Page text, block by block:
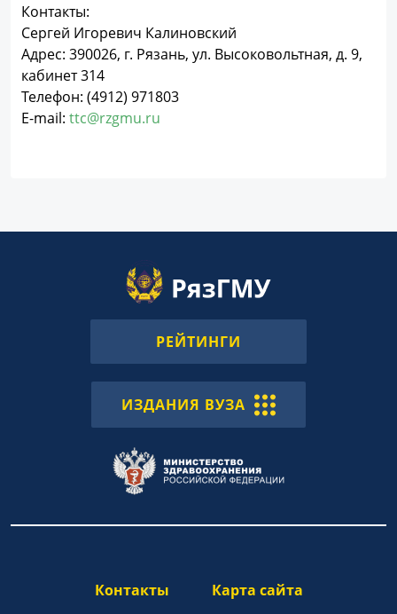
Контакты:
Сергей Игоревич Калиновский
Адрес: 390026, г. Рязань, ул. Высоковольтная, д. 9,
кабинет 314
Телефон: (4912) 971803
Е-mail: ttc@rzgmu.ru
РЕЙТИНГИ
ИЗДАНИЯ ВУЗА
Контакты Карта сайта